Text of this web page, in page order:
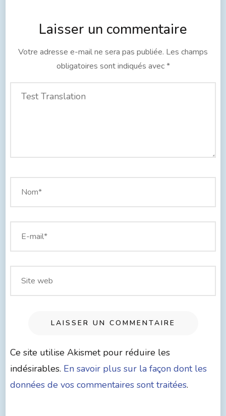
Laisser un commentaire
Votre adresse e-mail ne sera pas publiée. Les champs
obligatoires sont indiqués avec*
Ce site utilise Akismet pour réduire les
indésirables. En savoir plus sur la façon dont les
données de vos commentaires sont traitées.